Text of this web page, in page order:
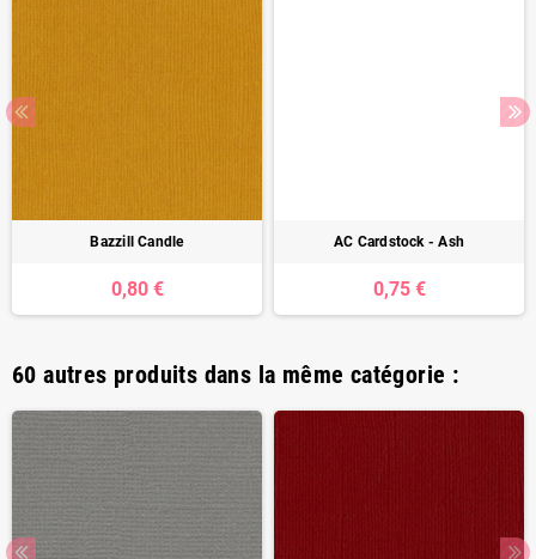
Bazzill Candle
0,80 €
AC Cardstock - Ash
0,75 €
60 autres produits dans la même catégorie :